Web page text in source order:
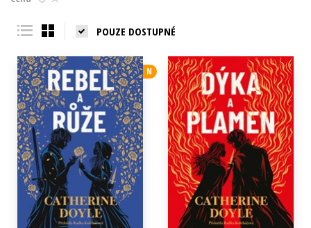
Young adult (SK)
POUZE DOSTUPNÉ
N